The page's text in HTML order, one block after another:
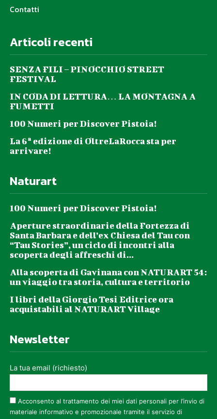
Contatti
Articoli recenti
SENZA FILI – PINOCCHIO STREET
FESTIVAL
IN CODA DI LETTURA… LA MONTAGNA A
FUMETTI
100 Numeri per Discover Pistoia!
La 6ª edizione di OltreLaRocca sta per
arrivare!
Naturart
100 Numeri per Discover Pistoia!
Aperture straordinarie della Fortezza di
Santa Barbara e dell’ex Chiesa del Tau con
“Tau Stories”, un ciclo di incontri alla
scoperta degli affreschi di...
Alla scoperta di Gavinana con NATURART 54:
un viaggio tra storia, cultura e territorio
I libri della Giorgio Tesi Editrice ora
acquistabili al NATURART Village
Newsletter
La tua email (richiesto)
Acconsento al trattamento dei miei dati personali per l’invio di
materiale informativo e promozionale tramite il servizio di